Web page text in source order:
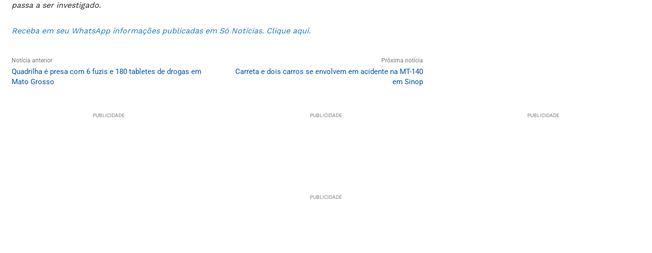
passa a ser investigado.
Receba em seu WhatsApp informações publicadas em Só Notícias. Clique aqui.
Notícia anterior
Quadrilha é presa com 6 fuzis e 180 tabletes de drogas em
Mato Grosso
Próxima notícia
Carreta e dois carros se envolvem em acidente na MT-140
em Sinop
PUBLICIDADE PUBLICIDADE PUBLICIDADE
PUBLICIDADE